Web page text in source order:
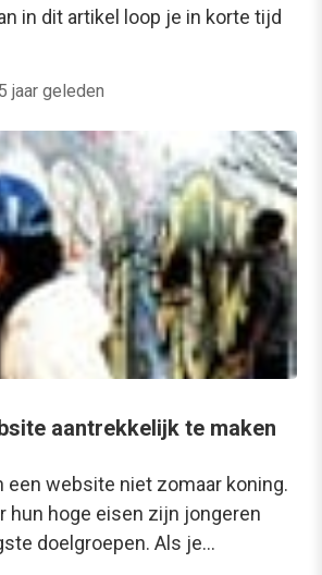
in dit artikel loop je in korte tijd
jaar geleden
aantrekkelijk te maken
een website niet zomaar koning.
hun hoge eisen zijn jongeren
doelgroepen. Als je…